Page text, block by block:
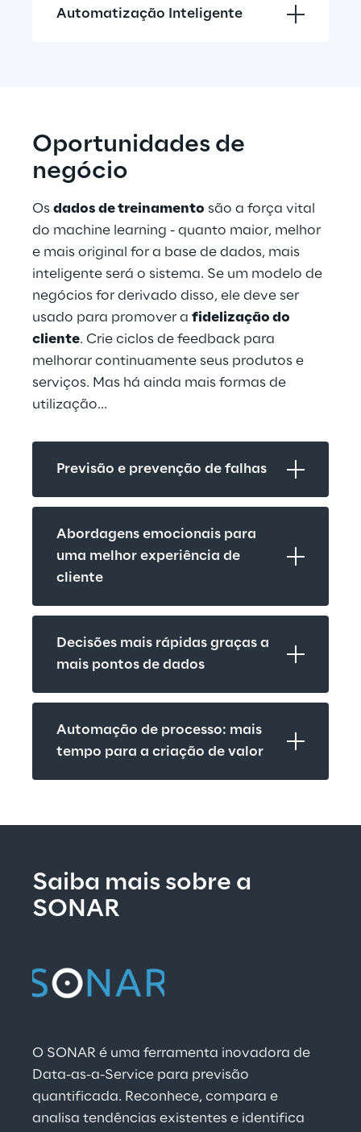
Automatização Inteligente
Oportunidades de
negócio
Os dados de treinamento são a força vital
do machine learning - quanto maior, melhor
e mais original for a base de dados, mais
inteligente será o sistema. Se um modelo de
negócios for derivado disso, ele deve ser
usado para promover a fidelização do
cliente. Crie ciclos de feedback para
melhorar continuamente seus produtos e
serviços. Mas há ainda mais formas de
utilização...
Previsão e prevenção de falhas
Abordagens emocionais para
uma melhor experiência de
cliente
Decisões mais rápidas graças a
mais pontos de dados
Automação de processo: mais
tempo para a criação de valor
Saiba mais sobre a
SONAR
O SONAR é uma ferramenta inovadora de
Data-as-a-Service para previsão
quantificada. Reconhece, compara e
analisa tendências existentes e identifica